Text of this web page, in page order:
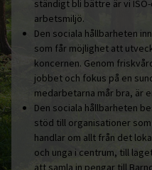
ständigt bli bättre är vi
arbetsmiljö.
Den sociala hållbarheten
som får möjlighet att
koncernen. Genom
jobbet och fokus på en
medarbetarna mår bra, är
Den sociala hållbarheten
stöd till organisationer
handlar om allt från det
och unga i centrum, till
att samla in pengar till